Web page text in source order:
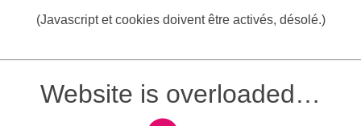
(Javascript et cookies doivent être activés, désolé.)
Website is overloaded…